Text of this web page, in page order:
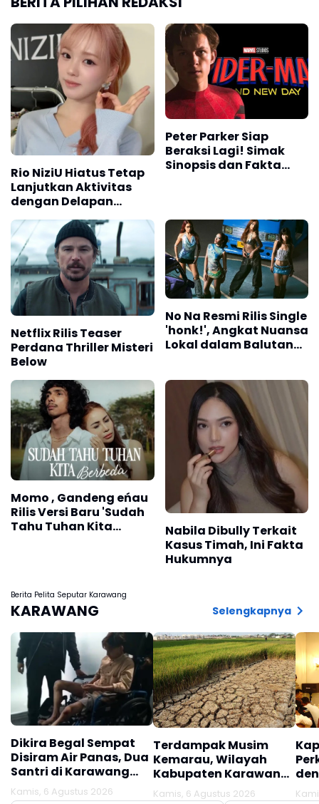
Rio NiziU Hiatus Tetap
Lanjutkan Aktivitas
dengan Delapan
Anggota
Peter Parker Siap
Beraksi Lagi! Simak
Sinopsis dan Fakta
Netflix Rilis Teaser
Perdana Thriller Misteri
Below
No Na Resmi Rilis Single
'honk!', Angkat Nuansa
Lokal dalam Balutan
Momo , Gandeng eńau
Rilis Versi Baru 'Sudah
Tahu Tuhan Kita
Nabila Dibully Terkait
Kasus Timah, Ini Fakta
Hukumnya
Berita Pelita Seputar Karawang
KARAWANG Selengkapnya
Dikira Begal Sempat
Disiram Air Panas, Dua
Santri di Karawang
Terluka Akibat Aksi
Oknum Linmas
Kamis, 6 Agustus 2026
Terdampak Musim
Kemarau, Wilayah
Kabupaten Karawang
Kekeringan Makin
Kamis, 6 Agustus 2026